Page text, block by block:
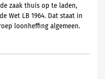
zaak thuis op te laden,
Wet LB 1964. Dat staat in
loonheffing algemeen.